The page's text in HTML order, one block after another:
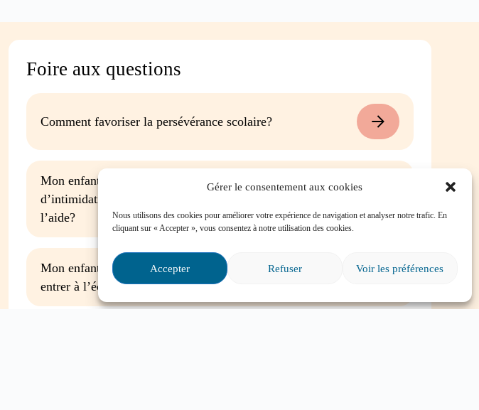
Gérer le consentement aux cookies
Nous utilisons des cookies pour améliorer votre expérience de navigation et analyser notre trafic. En
cliquant sur « Accepter », vous consentez à notre utilisation des cookies.
Accepter Refuser Voir les préférences
Foire aux questions
Comment favoriser la persévérance scolaire?
Mon enfant est impliqué dans une situation
d’intimidation à l’école, où puis-je trouver de
l’aide?
Mon enfant a des besoins particuliers et il va
entrer à l’école, que faire?